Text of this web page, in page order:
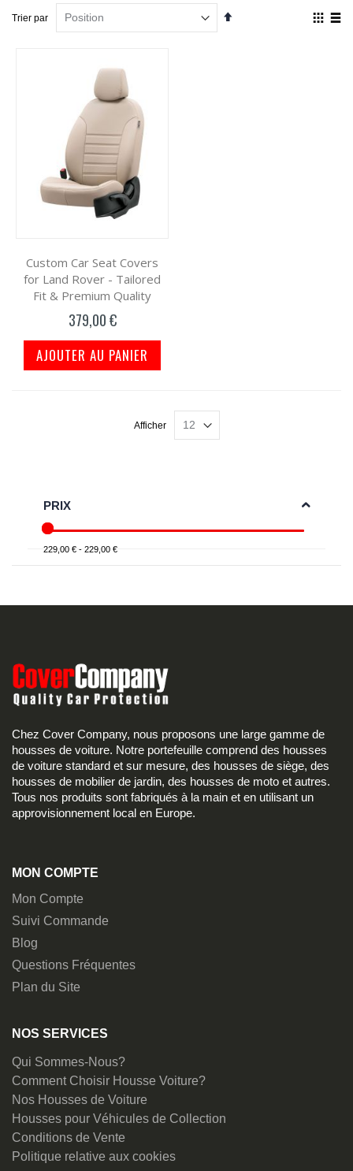
Trier par
Par
Custom Car Seat Covers
for Land Rover - Tailored
Fit & Premium Quality
379,00 €
AJOUTER AU PANIER
Afficher
PRIX
229,00 € - 229,00 €
Chez Cover Company, nous proposons une large gamme de
housses de voiture. Notre portefeuille comprend des housses
de voiture standard et sur mesure, des housses de siège, des
housses de mobilier de jardin, des housses de moto et autres.
Tous nos produits sont fabriqués à la main et en utilisant un
approvisionnement local en Europe.
MON COMPTE
Mon Compte
Suivi Commande
Blog
Questions Fréquentes
Plan du Site
NOS SERVICES
Qui Sommes-Nous?
Comment Choisir Housse Voiture?
Nos Housses de Voiture
Housses pour Véhicules de Collection
Conditions de Vente
Politique relative aux cookies